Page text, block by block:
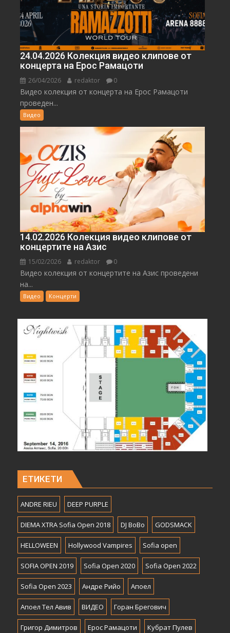
24.04.2026 Колекция видео клипове от
концерта на Ерос Рамацоти
26/04/2026 redaktor 0
Видео колекция от концерта на Ерос Рамацоти
проведен...
Видео
14.02.2026 Колекция видео клипове от
концертите на Азис
15/02/2026 redaktor 0
Видео колекция от концертите на Азис проведени
на...
Видео Концерти
ЕТИКЕТИ
ANDRE RIEU DEEP PURPLE
DIEMA XTRA Sofia Open 2018 DJ BoBo GODSMACK
HELLOWEEN Hollywood Vampires Sofia open
SOFIA OPEN 2019 Sofia Open 2020 Sofia Open 2022
Sofia Open 2023 Андре Рийо Апоел
Апоел Тел Авив ВИДЕО Горан Брегович
Григор Димитров Ерос Рамацоти Кубрат Пулев